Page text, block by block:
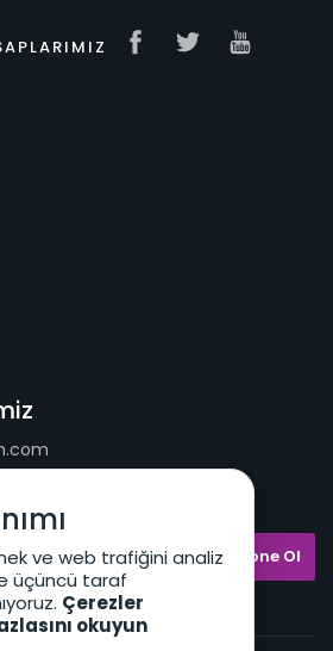
ve web trafiğini analiz
üçüncü taraf
Çerezler
okuyun